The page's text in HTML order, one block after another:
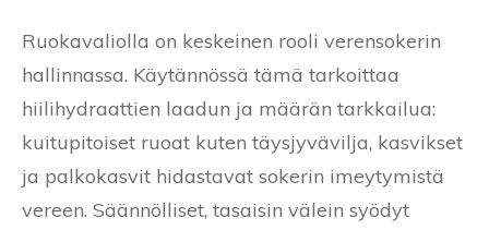
Ruokavaliolla on keskeinen rooli verensokerin
hallinnassa. Käytännössä tämä tarkoittaa
hiilihydraattien laadun ja määrän tarkkailua:
kuitupitoiset ruoat kuten täysjyvävilja, kasvikset
ja palkokasvit hidastavat sokerin imeytymistä
vereen. Säännölliset, tasaisin välein syödyt